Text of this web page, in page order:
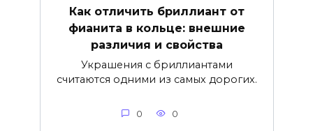
Как отличить бриллиант от
фианита в кольце: внешние
различия и свойства
Украшения с бриллиантами
считаются одними из самых дорогих.
0 0